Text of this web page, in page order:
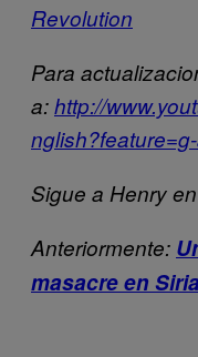
Revolution
Para
a:http://
Sigue a Henry
Anteriormente:
masacre en